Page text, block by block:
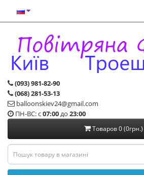
(093) 981-82-90
(068) 281-53-13
balloonskiev24@gmail.com
ПН-ВС: с07:00до 23:00
Товаров 0 (0грн.)